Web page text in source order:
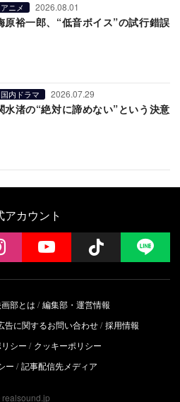
アニメ 2026.08.01
原裕一郎、“低音ボイス”の試行錯誤
国内ドラマ 2026.07.29
水渚の“絶対に諦めない”という決意
アカウント
instagramYouTube Follow
部とは
編集部・運営情報
告に関するお問い合わせ 採用情報
シー
クッキーポリシー
ー
記事配信先メディア